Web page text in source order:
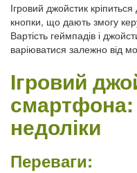
Ігровий джойстик
кнопки, що дають змогу
Вартість геймпадів і
варіюватися залежно від
Ігровий
смартфона:
недоліки
Переваги: